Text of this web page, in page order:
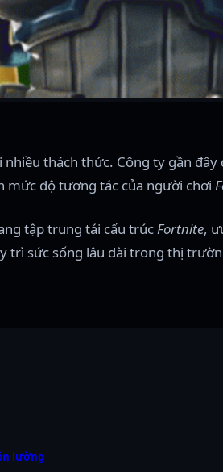
thách thức. Công ty gần
mức độ tương tác của người chơi
tập trung tái cấu trúcFortnite,
sức sống lâu dài trong thị
lường